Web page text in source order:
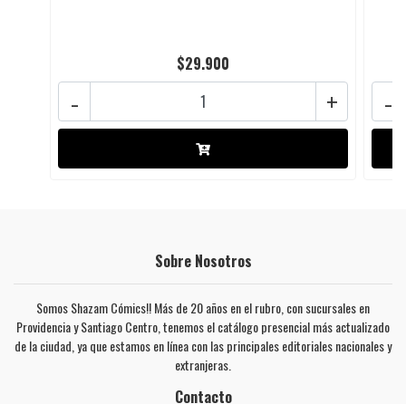
$29.900
+
- -
Sobre Nosotros
Somos Shazam Cómics!! Más de 20 años en el rubro, con sucursales en
Providencia y Santiago Centro, tenemos el catálogo presencial más actualizado
de la ciudad, ya que estamos en línea con las principales editoriales nacionales y
extranjeras.
Contacto